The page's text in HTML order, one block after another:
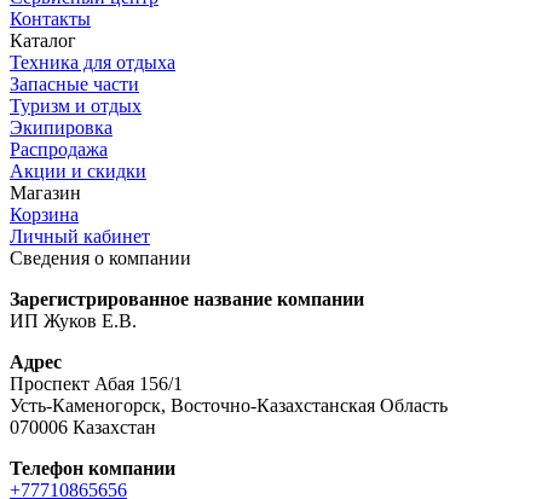
Контакты
Каталог
Техника для отдыха
Запасные части
Туризм и отдых
Экипировка
Распродажа
Акции и скидки
Магазин
Корзина
Личный кабинет
Сведения о компании
Зарегистрированное название компании
ИП Жуков Е.В.
Адрес
Проспект Абая 156/1
Усть-Каменогорск, Восточно-Казахстанская Область
070006 Казахстан
Телефон компании
+77710865656